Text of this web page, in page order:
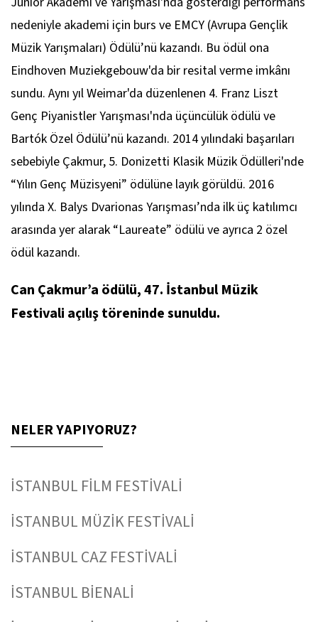
nedeniyle akademi için burs ve EMCY (Avrupa Gençlik
Müzik Yarışmaları) Ödülü’nü kazandı. Bu ödül ona
Eindhoven Muziekgebouw'da bir resital verme imkânı
sundu. Aynı yıl Weimar'da düzenlenen 4. Franz Liszt
Genç Piyanistler Yarışması'nda üçüncülük ödülü ve
Bartók Özel Ödülü’nü kazandı. 2014 yılındaki başarıları
sebebiyle Çakmur, 5. Donizetti Klasik Müzik Ödülleri'nde
“Yılın Genç Müzisyeni” ödülüne layık görüldü. 2016
yılında X. Balys Dvarionas Yarışması’nda ilk üç katılımcı
arasında yer alarak “Laureate” ödülü ve ayrıca 2 özel
ödül kazandı.
Can Çakmur’a ödülü, 47. İstanbul Müzik
Festivali açılış töreninde sunuldu.
NELER YAPIYORUZ?
İSTANBUL FİLM FESTİVALİ
İSTANBUL MÜZİK FESTİVALİ
İSTANBUL CAZ FESTİVALİ
İSTANBUL BİENALİ